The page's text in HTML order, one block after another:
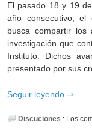
El pasado 18 y 19
año consecutivo, el
busca compartir los
investigación que
Instituto. Dichos
presentado por sus
Seguir leyendo
Discuciones : Los